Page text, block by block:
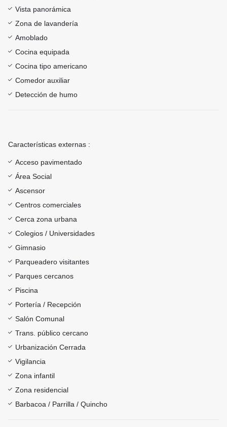
Vista panorámica
Zona de lavandería
Amoblado
Cocina equipada
Cocina tipo americano
Comedor auxiliar
Detección de humo
Características externas :
Acceso pavimentado
Área Social
Ascensor
Centros comerciales
Cerca zona urbana
Colegios / Universidades
Gimnasio
Parqueadero visitantes
Parques cercanos
Piscina
Portería / Recepción
Salón Comunal
Trans. público cercano
Urbanización Cerrada
Vigilancia
Zona infantil
Zona residencial
Barbacoa / Parrilla / Quincho